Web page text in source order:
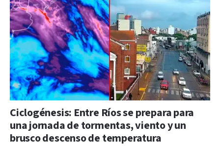
Ciclogénesis: Entre Ríos se prepara para
una jornada de tormentas, viento y un
brusco descenso de temperatura